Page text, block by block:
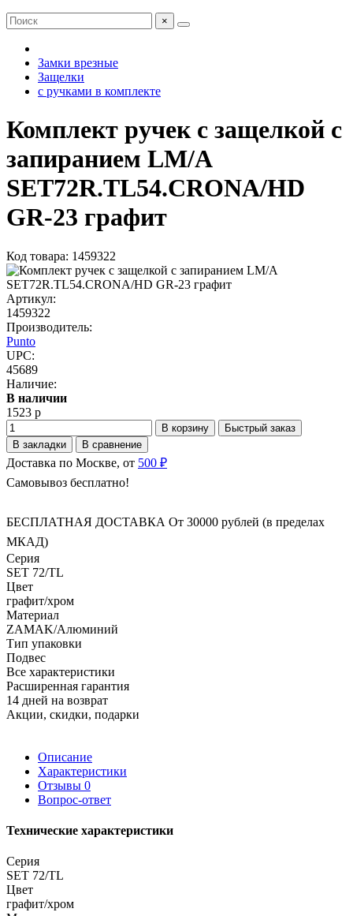
×
Замки врезные
Защелки
с ручками в комплекте
Комплект ручек с защелкой c
запиранием LM/A
SET72R.TL54.CRONA/HD
GR-23 графит
Код товара: 1459322
Артикул:
1459322
Производитель:
Punto
UPC:
45689
Наличие:
В наличии
1523 р
В корзину
Быстрый заказ
В закладки
В сравнение
Доставка по Москве, от 500 ₽
Самовывоз бесплатно!
БЕСПЛАТНАЯ ДОСТАВКА От 30000 рублей (в пределах
МКАД)
Серия
SET 72/TL
Цвет
графит/хром
Материал
ZAMAK/Алюминий
Тип упаковки
Подвес
Все характеристики
Расширенная гарантия
14 дней на возврат
Акции, скидки, подарки
Описание
Характеристики
Отзывы 0
Вопрос-ответ
Технические характеристики
Серия
SET 72/TL
Цвет
графит/хром